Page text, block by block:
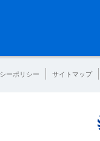
ーポリシー サイトマップ